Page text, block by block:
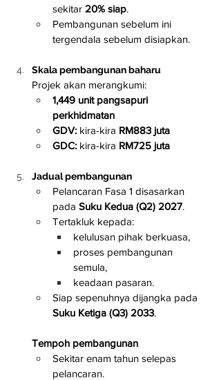
sekitar 20% siap.
Pembangunan sebelum ini
tergendala sebelum disiapkan.
Skala pembangunan baharu
Projek akan merangkumi:
1,449 unit pangsapuri
perkhidmatan
GDV: kira-kira RM883 juta
GDC: kira-kira RM725 juta
Jadual pembangunan
Pelancaran Fasa 1 disasarkan
pada Suku Kedua (Q2) 2027.
Tertakluk kepada:
kelulusan pihak berkuasa,
proses pembangunan
semula,
keadaan pasaran.
Siap sepenuhnya dijangka pada
Suku Ketiga (Q3) 2033.
Tempoh pembangunan
Sekitar enam tahun selepas
pelancaran.